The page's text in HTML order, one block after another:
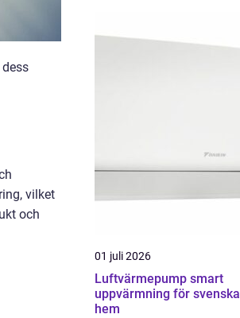
vilket
och
01 juli 2026
Luftvärmepump smart
uppvärmning för svenska
hem